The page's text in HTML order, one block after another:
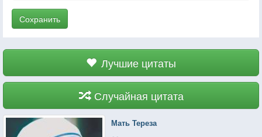
Сохранить
Лучшие цитаты
Случайная цитата
Мать Тереза